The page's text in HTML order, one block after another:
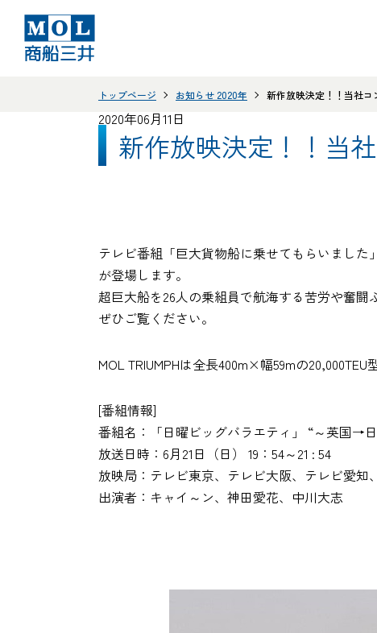
トップページ お知らせ 2020年 新作放映決定！！当社コ
2020年06月11日
新作放映決定！！当
テレビ番組「巨大貨物船に乗せてもらいました
が登場します。
超巨大船を26人の乗組員で航海する苦労や奮闘
ぜひご覧ください。
MOL TRIUMPHは全長400m×幅59mの
[番組情報]
番組名：「日曜ビッグバラエティ」 “～英国→
放送日時：6月21日（日） 19：54～21 : 54
放映局：テレビ東京、テレビ大阪、テレビ愛
出演者：キャイ～ン、神田愛花、中川大志